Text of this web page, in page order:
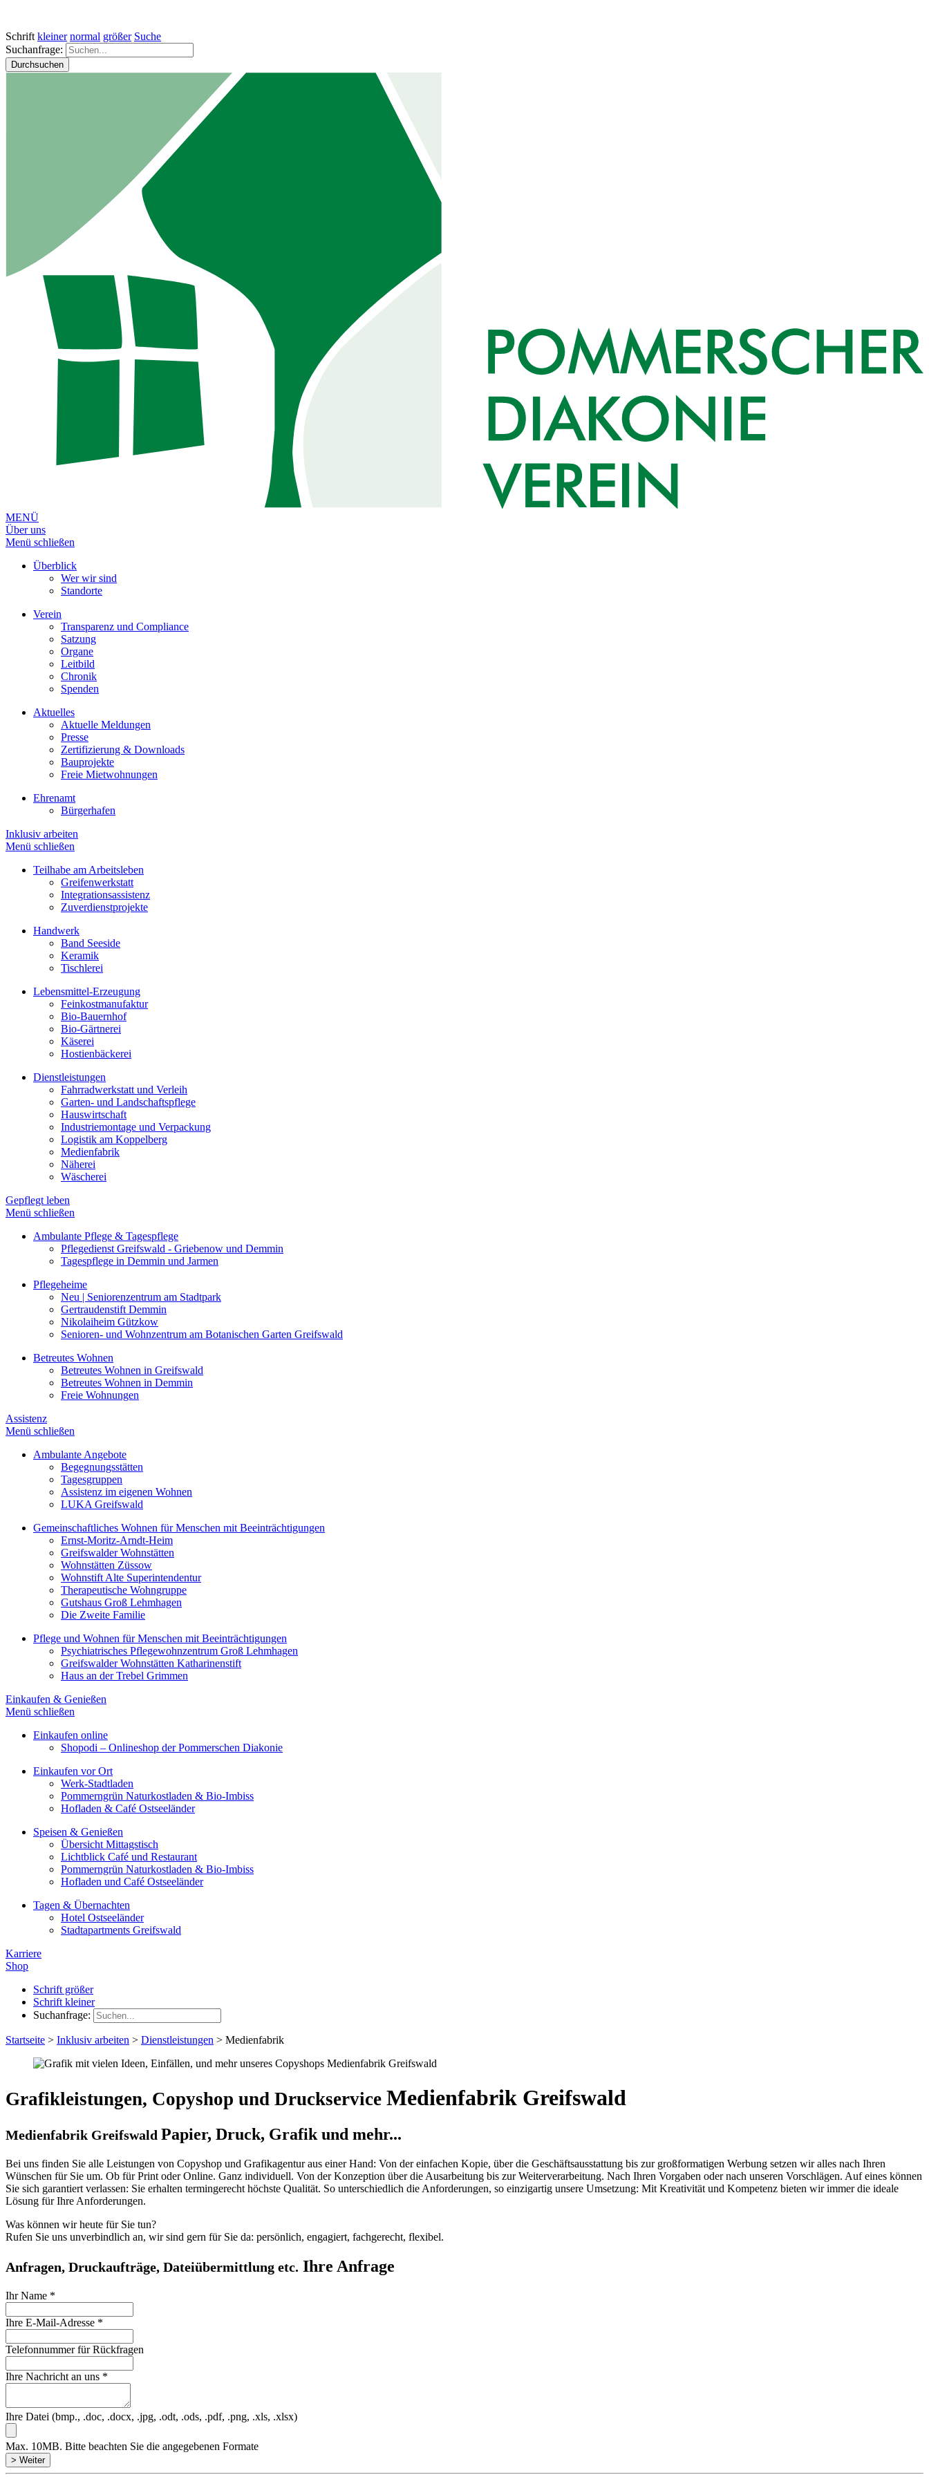
Schrift kleiner normal größer Suche
Suchanfrage:
Durchsuchen
MENÜ
Über uns
Menü schließen
Überblick
Wer wir sind
Standorte
Verein
Transparenz und Compliance
Satzung
Organe
Leitbild
Chronik
Spenden
Aktuelles
Aktuelle Meldungen
Presse
Zertifizierung & Downloads
Bauprojekte
Freie Mietwohnungen
Ehrenamt
Bürgerhafen
Inklusiv arbeiten
Menü schließen
Teilhabe am Arbeitsleben
Greifenwerkstatt
Integrationsassistenz
Zuverdienstprojekte
Handwerk
Band Seeside
Keramik
Tischlerei
Lebensmittel-Erzeugung
Feinkostmanufaktur
Bio-Bauernhof
Bio-Gärtnerei
Käserei
Hostienbäckerei
Dienstleistungen
Fahrradwerkstatt und Verleih
Garten- und Landschaftspflege
Hauswirtschaft
Industriemontage und Verpackung
Logistik am Koppelberg
Medienfabrik
Näherei
Wäscherei
Gepflegt leben
Menü schließen
Ambulante Pflege & Tagespflege
Pflegedienst Greifswald - Griebenow und Demmin
Tagespflege in Demmin und Jarmen
Pflegeheime
Neu | Seniorenzentrum am Stadtpark
Gertraudenstift Demmin
Nikolaiheim Gützkow
Senioren- und Wohnzentrum am Botanischen Garten Greifswald
Betreutes Wohnen
Betreutes Wohnen in Greifswald
Betreutes Wohnen in Demmin
Freie Wohnungen
Assistenz
Menü schließen
Ambulante Angebote
Begegnungsstätten
Tagesgruppen
Assistenz im eigenen Wohnen
LUKA Greifswald
Gemeinschaftliches Wohnen für Menschen mit Beeinträchtigungen
Ernst-Moritz-Arndt-Heim
Greifswalder Wohnstätten
Wohnstätten Züssow
Wohnstift Alte Superintendentur
Therapeutische Wohngruppe
Gutshaus Groß Lehmhagen
Die Zweite Familie
Pflege und Wohnen für Menschen mit Beeinträchtigungen
Psychiatrisches Pflegewohnzentrum Groß Lehmhagen
Greifswalder Wohnstätten Katharinenstift
Haus an der Trebel Grimmen
Einkaufen & Genießen
Menü schließen
Einkaufen online
Shopodi – Onlineshop der Pommerschen Diakonie
Einkaufen vor Ort
Werk-Stadtladen
Pommerngrün Naturkostladen & Bio-Imbiss
Hofladen & Café Ostseeländer
Speisen & Genießen
Übersicht Mittagstisch
Lichtblick Café und Restaurant
Pommerngrün Naturkostladen & Bio-Imbiss
Hofladen und Café Ostseeländer
Tagen & Übernachten
Hotel Ostseeländer
Stadtapartments Greifswald
Karriere
Shop
Schrift größer
Schrift kleiner
Suchanfrage:
Startseite > Inklusiv arbeiten > Dienstleistungen > Medienfabrik
Grafikleistungen, Copyshop und Druckservice Medienfabrik Greifswald
Medienfabrik Greifswald Papier, Druck, Grafik und mehr...
Bei uns finden Sie alle Leistungen von Copyshop und Grafikagentur aus einer Hand: Von der einfachen Kopie, über die Geschäftsausstattung bis zur großformatigen Werbung setzen wir alles nach Ihren
Wünschen für Sie um. Ob für Print oder Online. Ganz individuell. Von der Konzeption über die Ausarbeitung bis zur Weiterverarbeitung. Nach Ihren Vorgaben oder nach unseren Vorschlägen. Auf eines können
Sie sich garantiert verlassen: Sie erhalten termingerecht höchste Qualität. So unterschiedlich die Anforderungen, so einzigartig unsere Umsetzung: Mit Kreativität und Kompetenz bieten wir immer die ideale
Lösung für Ihre Anforderungen.
Was können wir heute für Sie tun?
Rufen Sie uns unverbindlich an, wir sind gern für Sie da: persönlich, engagiert, fachgerecht, flexibel.
Anfragen, Druckaufträge, Dateiübermittlung etc. Ihre Anfrage
Ihr Name *
Ihre E-Mail-Adresse *
Telefonnummer für Rückfragen
Ihre Nachricht an uns *
Ihre Datei (bmp., .doc, .docx, .jpg, .odt, .ods, .pdf, .png, .xls, .xlsx)
Max. 10MB. Bitte beachten Sie die angegebenen Formate
> Weiter